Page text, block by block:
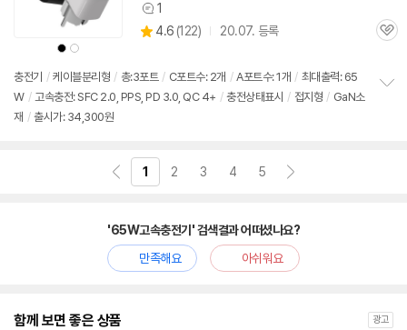
상
품
색
상
상
품
색
상
상
품
1
별
4.6 (상
리
뷰
122) 20.07. 등록
관
충전기 / 케이블분리형 / 총:3포트 / C포트수: 2개 / A포트수: 1개 / 최대출력: 65
W / 고속충전: SFC 2.0, PPS, PD 3.0, QC 4+ / 충전상태표시 / 접지형 / GaN소
재 / 출시가: 34,300원
1 2 3 4 5
'65W고속충전기' 검색결과 어떠셨나요?
만족해요
아쉬워요
함께 보면 좋은 상품 광고